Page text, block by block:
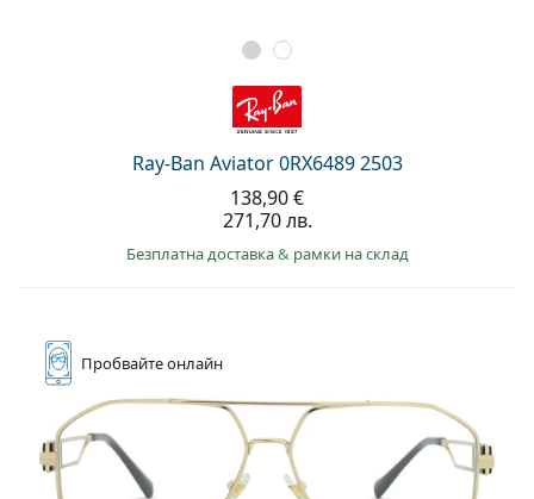
Ray-Ban Aviator 0RX6489 2503
138,90 €
271,70 лв.
Безплатна доставка& рамки на склад
Пробвайтеонлайн